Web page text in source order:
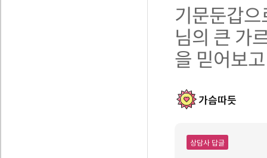
기문둔갑
님의 큰 가
을 믿어보
가슴따듯
상담사 답글